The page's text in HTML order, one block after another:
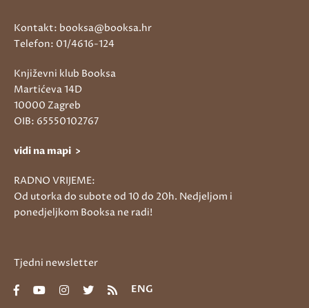
Kontakt: booksa@booksa.hr
Telefon: 01/4616-124
Književni klub Booksa
Martićeva 14D
10000 Zagreb
OIB: 65550102767
vidi na mapi >
RADNO VRIJEME:
Od utorka do subote od 10 do 20h. Nedjeljom i
ponedjeljkom Booksa ne radi!
Tjedni newsletter
ENG